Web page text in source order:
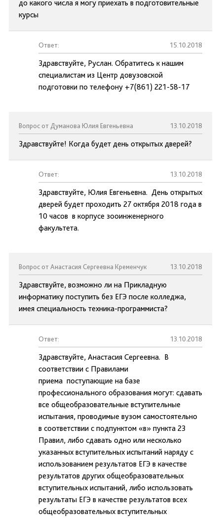
до какого числа я могу приехать в подготовительные
курсы
Ответ: 15.10.2018
Здравствуйте, Руслан. Обратитесь к нашим
специалистам из Центр довузовской
подготовки по телефону +7(861) 221-58-17
Вопрос от Думанова Юлия Евгеньевна 13.10.2018
Здравствуйте! Когда будет день открытых дверей?
Ответ: 13.10.2018
Здравствуйте, Юлия Евгеньевна. День открытых
дверей будет проходить 27 октября 2018 года в
10 часов в корпусе зооинженерного
факультета.
Вопрос от Анастасия Сергеевна Кременчук 13.10.2018
Здравствуйте, возможно ли на Прикладную
информатику поступить без ЕГЭ после колледжа,
имея специальность техника-программиста?
Ответ: 13.10.2018
Здравствуйте, Анастасия Сергеевна. В
соответствии с Правилами
приема поступающие на базе
профессионального образования могут: сдавать
все общеобразовательные вступительные
испытания, проводимые вузом самостоятельно
в соответствии с подпунктом «в» пункта 23
Правил, либо сдавать одно или несколько
указанных вступительных испытаний наряду с
использованием результатов ЕГЭ в качестве
результатов других общеобразовательных
вступительных испытаний, либо использовать
результаты ЕГЭ в качестве результатов всех
общеобразовательных вступительных